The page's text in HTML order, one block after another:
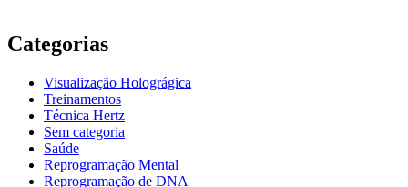
Categorias
Visualização Holográgica
Treinamentos
Técnica Hertz
Sem categoria
Saúde
Reprogramação Mental
Reprogramação de DNA